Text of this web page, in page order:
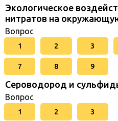
Экологическое
нитратов на
Вопрос
1 2 3
7 8 9
Сероводород и
Вопрос
1 2 3